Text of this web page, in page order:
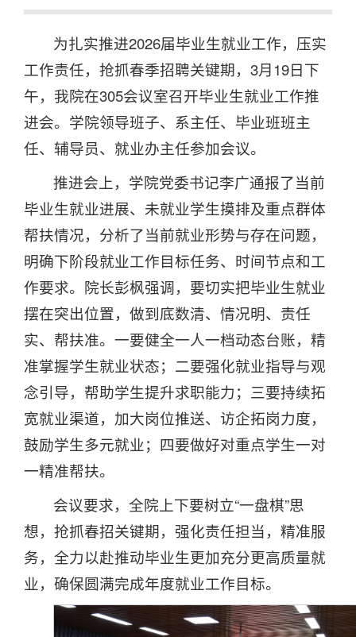
为扎实推进2026届毕业生就业工作，压实
工作责任，抢抓春季招聘关键期，3月19日下
午，我院在305会议室召开毕业生就业工作推
进会。学院领导班子、系主任、毕业班班主
任、辅导员、就业办主任参加会议。
推进会上，学院党委书记李广通报了当前
毕业生就业进展、未就业学生摸排及重点群体
帮扶情况，分析了当前就业形势与存在问题，
明确下阶段就业工作目标任务、时间节点和工
作要求。院长彭枫强调，要切实把毕业生就业
摆在突出位置，做到底数清、情况明、责任
实、帮扶准。一要健全一人一档动态台账，精
准掌握学生就业状态；二要强化就业指导与观
念引导，帮助学生提升求职能力；三要持续拓
宽就业渠道，加大岗位推送、访企拓岗力度，
鼓励学生多元就业；四要做好对重点学生一对
一精准帮扶。
会议要求，全院上下要树立“一盘棋”思
想，抢抓春招关键期，强化责任担当，精准服
务，全力以赴推动毕业生更加充分更高质量就
业，确保圆满完成年度就业工作目标。